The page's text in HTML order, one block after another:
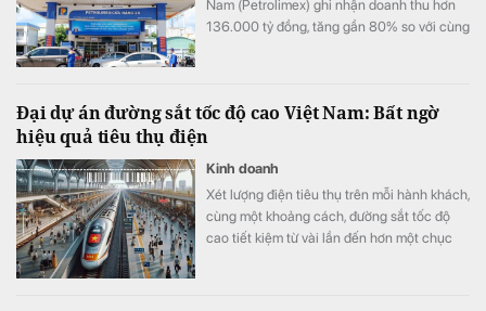
Nam (Petrolimex) ghi nhận doanh thu hơn
136.000 tỷ đồng, tăng gần 80% so với cùng
Đại dự án đường sắt tốc độ cao Việt Nam: Bất ngờ
hiệu quả tiêu thụ điện
Kinh doanh
Xét lượng điện tiêu thụ trên mỗi hành khách,
cùng một khoảng cách, đường sắt tốc độ
cao tiết kiệm từ vài lần đến hơn một chục